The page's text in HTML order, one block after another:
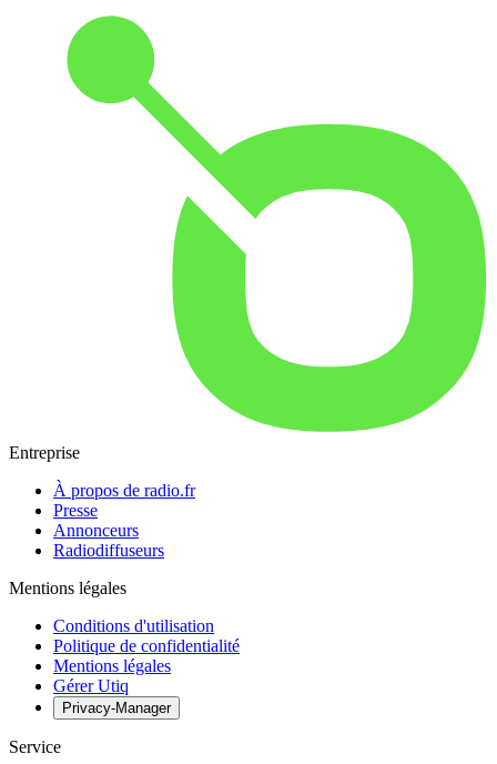
Entreprise
À propos de radio.fr
Presse
Annonceurs
Radiodiffuseurs
Mentions légales
Conditions d'utilisation
Politique de confidentialité
Mentions légales
Gérer Utiq
Privacy-Manager
Service